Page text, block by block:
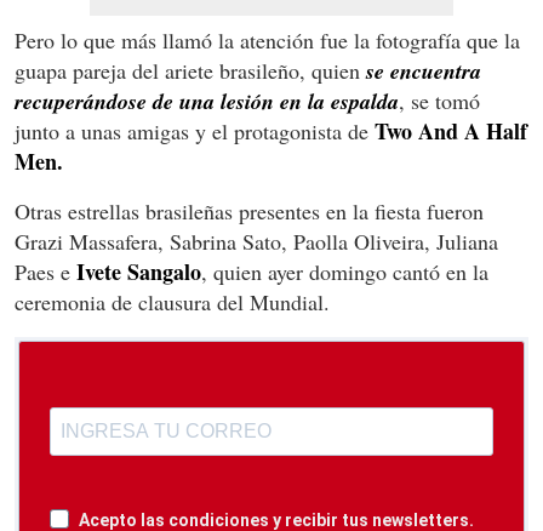
Pero lo que más llamó la atención fue la fotografía que la
guapa pareja del ariete brasileño, quiense encuentra
recuperándose de una lesión en la espalda, se tomó
junto a unas amigas y el protagonista de Two And A Half
Men.
Otras estrellas brasileñas presentes en la fiesta fueron
Grazi Massafera, Sabrina Sato, Paolla Oliveira, Juliana
Paes e Ivete Sangalo, quien ayer domingo cantó en la
ceremonia de clausura del Mundial.
Acepto las condiciones y recibir tus newsletters.